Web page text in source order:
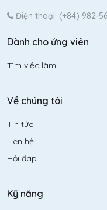
Điện thoại: (+84) 982-
Dành cho ứng viên
Tìm việc làm
Về chúng tôi
Tin tức
Liên hệ
Hỏi đáp
Kỹ năng